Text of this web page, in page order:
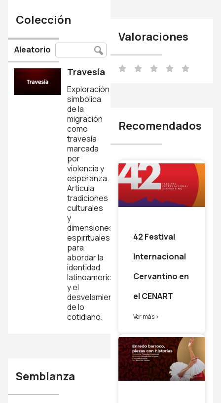
Colección
Aleatorio
Travesía
Exploración
simbólica
de la
migración
como
travesía
marcada
por
violencia y
esperanza.
Articula
tradiciones
culturales
y
dimensiones
espirituales
para
abordar la
identidad
latinoamericana
y el
desvelamiento
de lo
cotidiano.
Semblanza
Valoraciones
Recomendados
42 Festival
Internacional
Cervantino en
el CENART
Ver más >